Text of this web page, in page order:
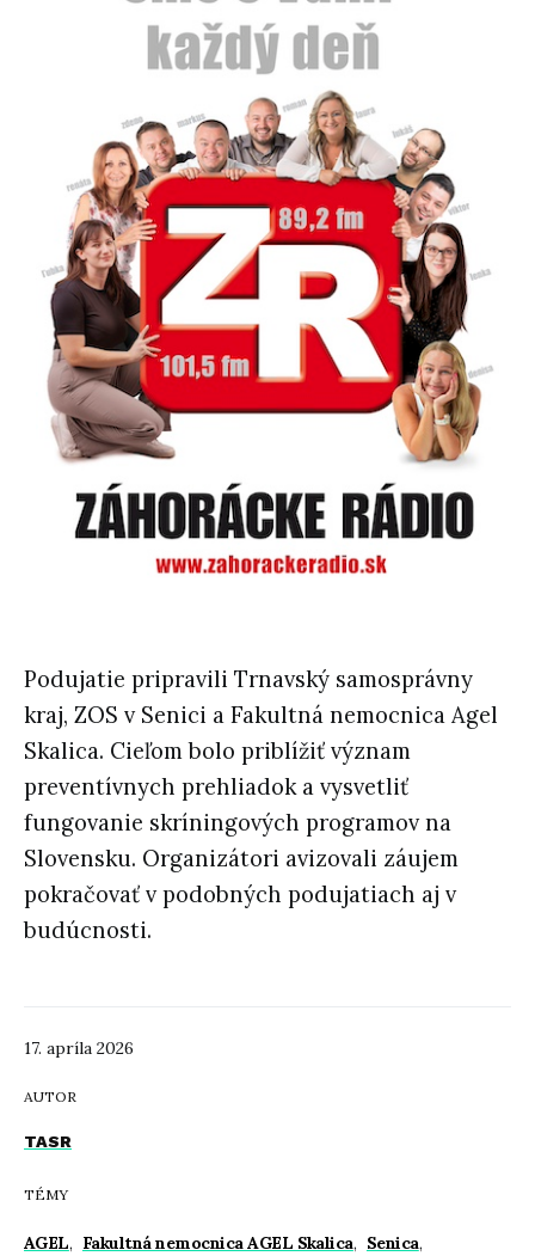
17. apríla 2026
AUTOR
TASR
TÉMY
AGEL, Fakultná nemocnica AGEL Skalica, Senica,
Podujatie pripravili Trnavský samosprávny
kraj, ZOS v Senici a Fakultná nemocnica Agel
Skalica. Cieľom bolo priblížiť význam
preventívnych prehliadok a vysvetliť
fungovanie skríningových programov na
Slovensku. Organizátori avizovali záujem
pokračovať v podobných podujatiach aj v
budúcnosti.